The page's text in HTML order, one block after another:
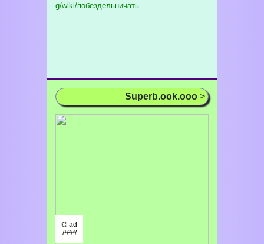
g/wiki/побездельничать
Superb.ook.ooo >
⌬ ad
/¹/²/³/